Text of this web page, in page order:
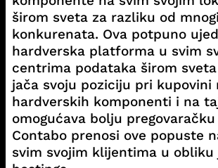
širom sveta za razliku od
konkurenata. Ova potpuno
hardverska platforma u svim
centrima podataka širom
jača svoju poziciju pri kupovini
hardverskih komponenti i na
omogućava bolju
Contabo prenosi ove popuste
svim svojim klijentima u